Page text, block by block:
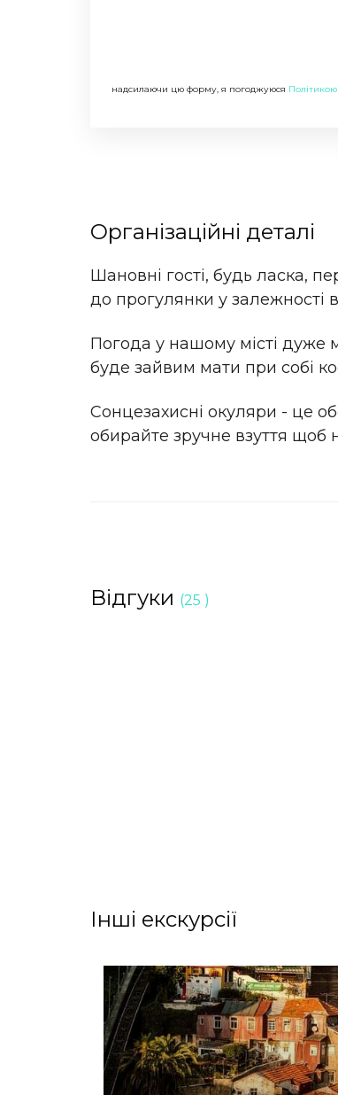
надсилаючи цю форму, я погоджуюся Політикою
Організаційні деталі
Шановні гості, будь ласка,
до прогулянки у залежності
Погода у нашому місті дуже
буде зайвим мати при собі
Сонцезахисні окуляри - це
обирайте зручне взуття щоб
Відгуки (25 )
Інші екскурсії